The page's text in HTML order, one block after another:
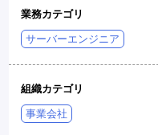
業務カテゴリ
サーバーエンジニア
組織カテゴリ
事業会社